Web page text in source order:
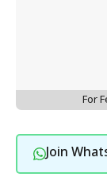
For
Join